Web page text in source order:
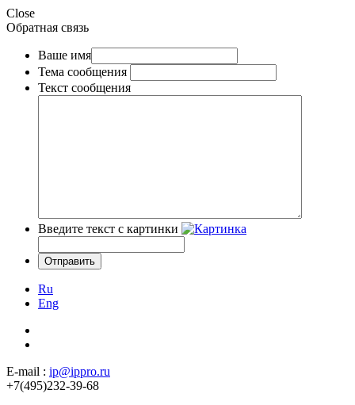
Close
Обратная связь
Ваше имя
Тема сообщения
Текст сообщения
Введите текст с картинки
Ru
Eng
E-mail : ip@ippro.ru
+7(495)232-39-68